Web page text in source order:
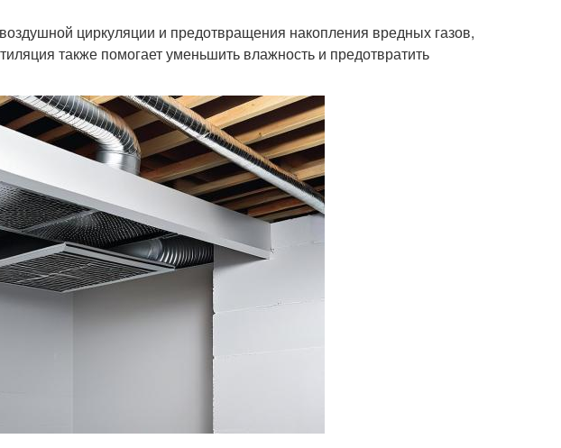
циркуляции и предотвращения накопления вредных газов,
также помогает уменьшить влажность и предотвратить